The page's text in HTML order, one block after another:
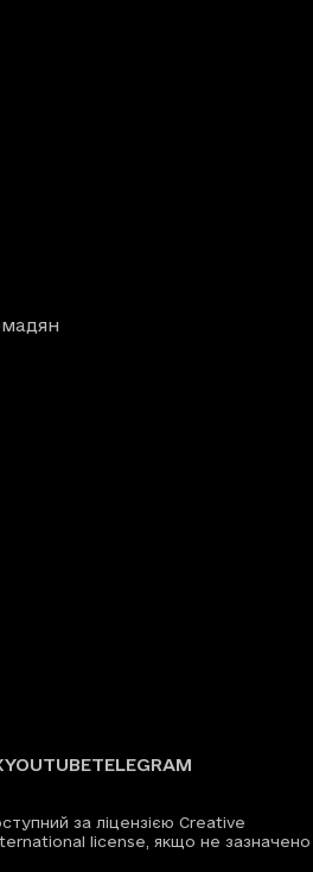
YOUTUBETELEGRAM
за ліцензією Creative
license, якщо не зазначено